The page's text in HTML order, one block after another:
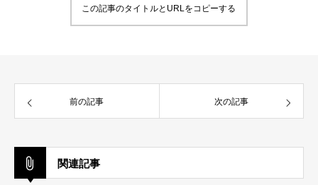
この記事のタイトルとURLをコピーする
前の記事 次の記事
関連記事